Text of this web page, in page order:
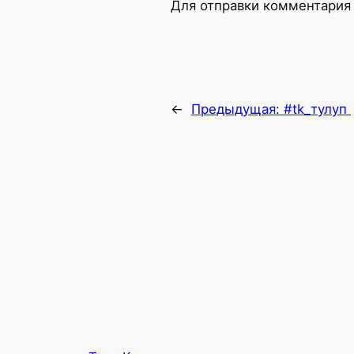
Для отправки
← Предыдущая: #tk_тулуп